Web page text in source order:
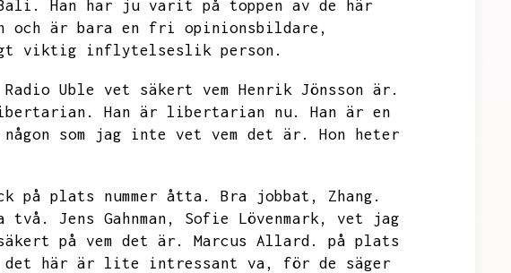
Han har ju varit på toppen av de här
och är bara en fri opinionsbildare,
viktig inflytelseslik person.
Uble vet säkert vem Henrik Jönsson är.
Han är libertarian nu.
Han är en
någon som jag inte vet vem det är.
Hon heter
på plats nummer åtta. Bra jobbat,
Zhang.
två. Jens Gahnman, Sofie Lövenmark,
vet jag
på vem det är. Marcus Allard.
på plats
det här är lite intressant va,
för de säger